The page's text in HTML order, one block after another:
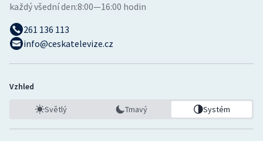
každý všední den:8:00—16:00 hodin
261 136 113
info@ceskatelevize.cz
Vzhled
Světlý Tmavý Systém